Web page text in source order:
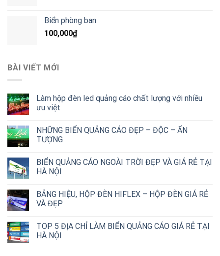
Biển phòng ban
100,000₫
BÀI VIẾT MỚI
Làm hộp đèn led quảng cáo chất lượng với nhiều
ưu việt
NHỮNG BIỂN QUẢNG CÁO ĐẸP – ĐỘC – ẤN
TƯỢNG
BIỂN QUẢNG CÁO NGOÀI TRỜI ĐẸP VÀ GIÁ RẺ TẠI
HÀ NỘI
BẢNG HIỆU, HỘP ĐÈN HIFLEX – HỘP ĐÈN GIÁ RẺ
VÀ ĐẸP
TOP 5 ĐỊA CHỈ LÀM BIỂN QUẢNG CÁO GIÁ RẺ TẠI
HÀ NỘI